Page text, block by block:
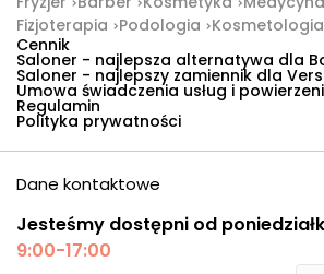
Fizjoterapia Podologia Kosmetologia
Cennik
Saloner - najlepsza alternatywa dla
Saloner - najlepszy zamiennik dla
Umowa świadczenia usług i
Regulamin
Polityka prywatności
Dane kontaktowe
Jesteśmy dostępni od
9:00-17:00